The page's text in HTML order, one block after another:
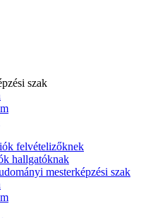
szak
felvételizőknek
hallgatóknak
mesterképzési szak